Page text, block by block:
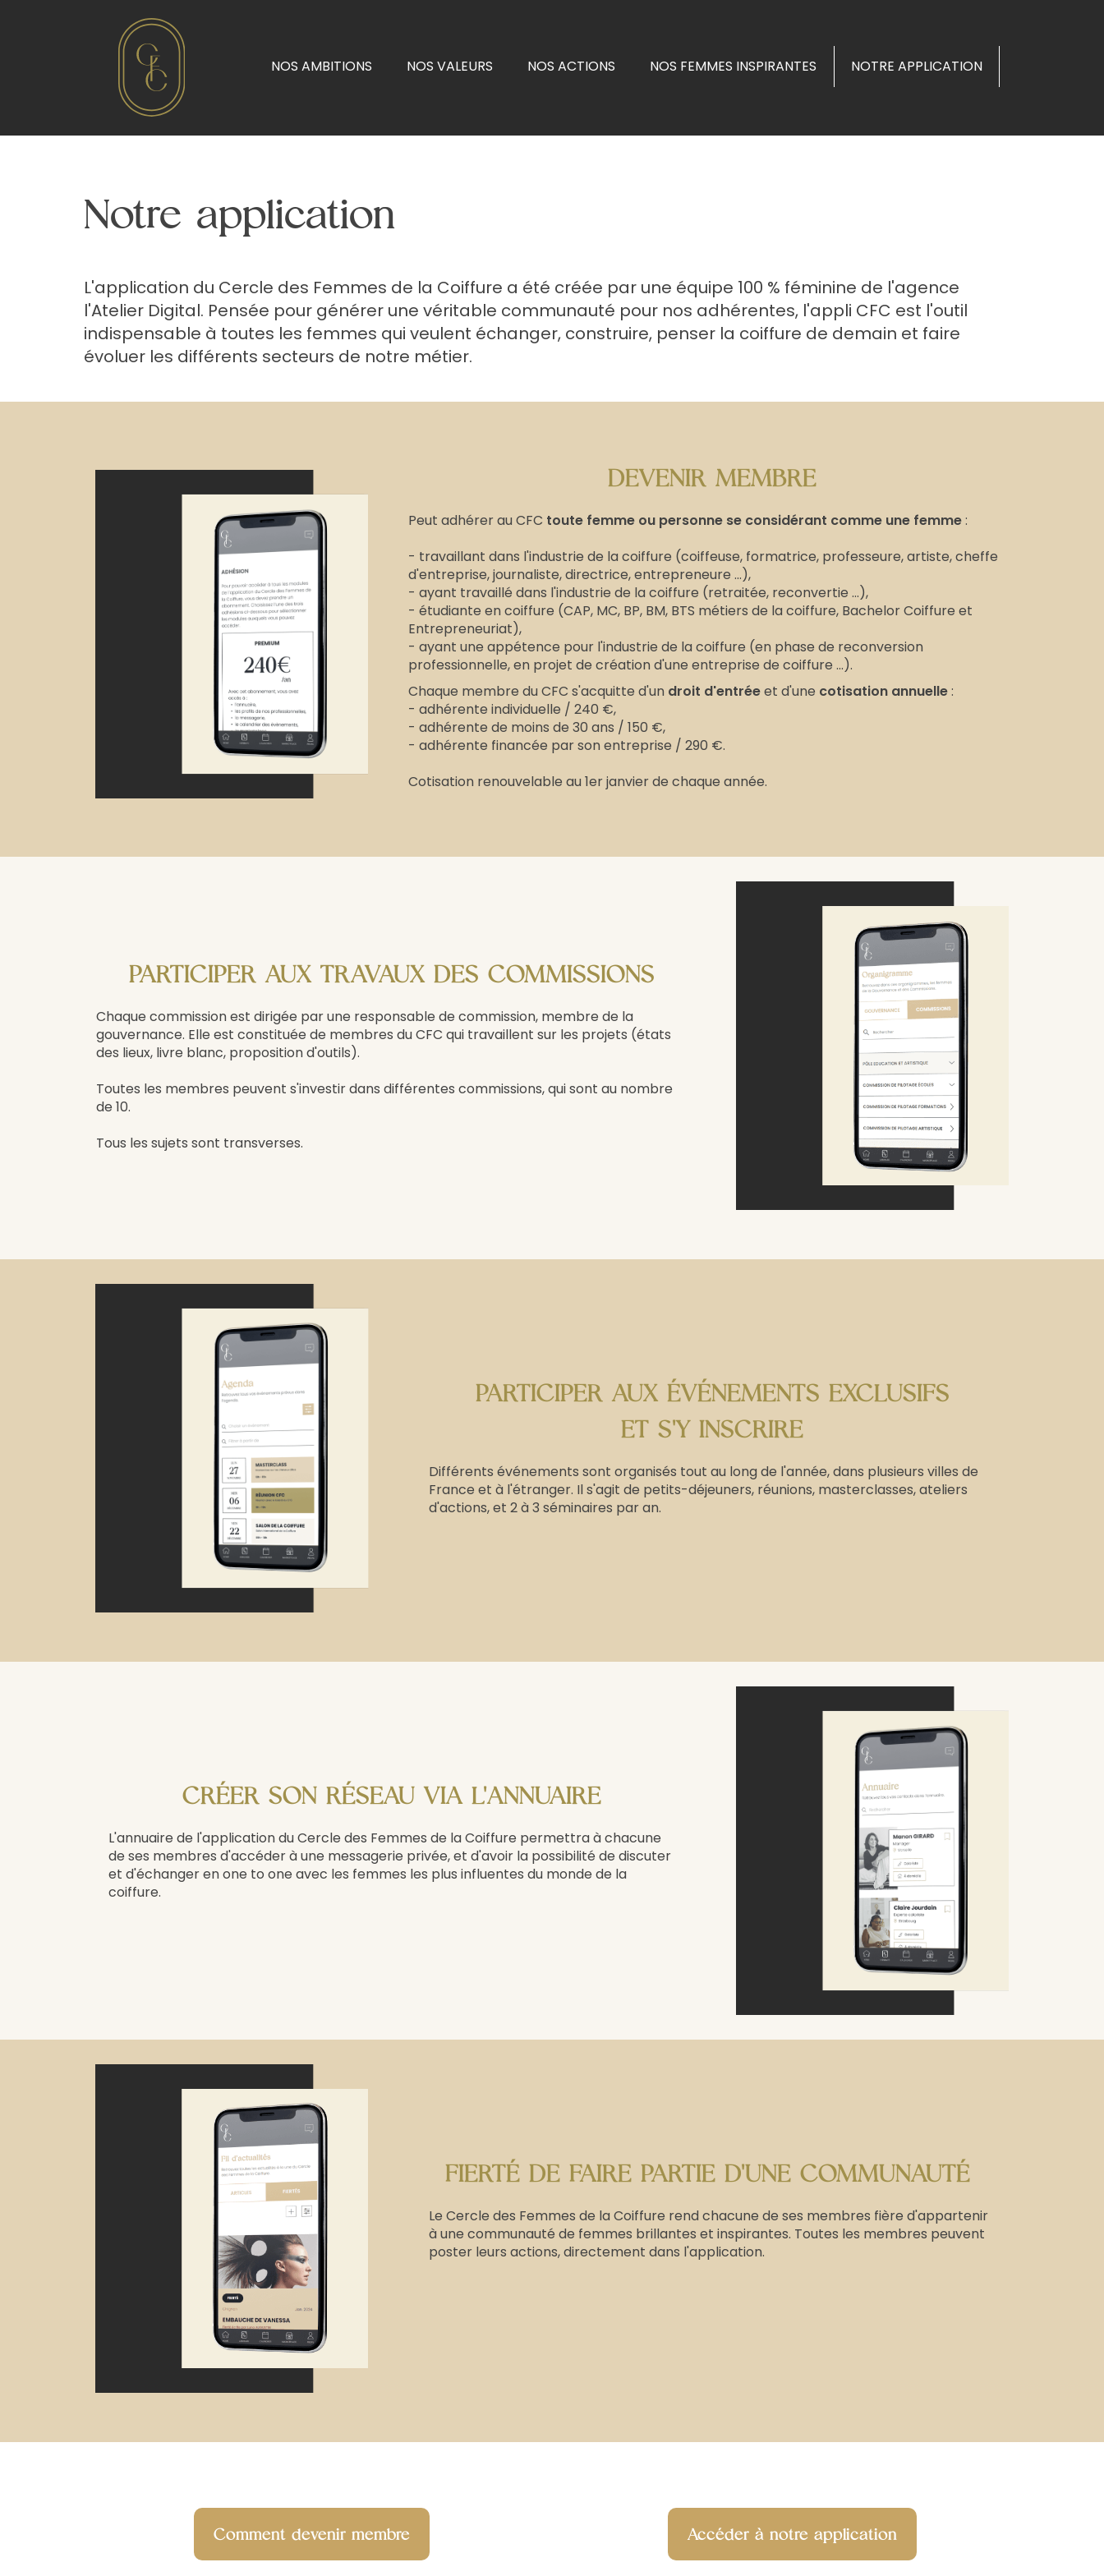
NOS AMBITIONS NOS VALEURS NOS ACTIONS NOS FEMMES INSPIRANTES NOTRE APPLICATION
Notre application
L'application du Cercle des Femmes de la Coiffure a été créée par une équipe 100 % féminine de l'agence
l'Atelier Digital. Pensée pour générer une véritable communauté pour nos adhérentes, l'appli CFC est l'outil
indispensable à toutes les femmes qui veulent échanger, construire, penser la coiffure de demain et faire
évoluer les différents secteurs de notre métier.
DEVENIR MEMBRE
Peut adhérer au CFC toute femme ou personne se considérant comme une femme:
- travaillant dans l'industrie de la coiffure (coiffeuse, formatrice, professeure, artiste, cheffe
d'entreprise, journaliste, directrice, entrepreneure ...),
- ayant travaillé dans l'industrie de la coiffure (retraitée, reconvertie ...),
- étudiante en coiffure (CAP, MC, BP, BM, BTS métiers de la coiffure, Bachelor Coiffure et
Entrepreneuriat),
- ayant une appétence pour l'industrie de la coiffure (en phase de reconversion
professionnelle, en projet de création d'une entreprise de coiffure ...).
Chaque membre du CFC s'acquitte d'un droit d'entréeet d'une cotisation annuelle:
- adhérente individuelle / 240 €,
- adhérente de moins de 30 ans / 150 €,
- adhérente financée par son entreprise / 290 €.
Cotisation renouvelable au 1er janvier de chaque année.
PARTICIPER AUX TRAVAUX DES COMMISSIONS
Chaque commission est dirigée par une responsable de commission, membre de la
gouvernance. Elle est constituée de membres du CFC qui travaillent sur les projets (états
des lieux, livre blanc, proposition d'outils).
Toutes les membres peuvent s'investir dans différentes commissions, qui sont au nombre
de 10.
Tous les sujets sont transverses.
PARTICIPER AUX ÉVÉNEMENTS EXCLUSIFS
ET S'Y INSCRIRE
Différents événements sont organisés tout au long de l'année, dans plusieurs villes de
France et à l'étranger. Il s'agit de petits-déjeuners, réunions, masterclasses, ateliers
d'actions, et 2 à 3 séminaires par an.
CRÉER SON RÉSEAU VIA L'ANNUAIRE
L'annuaire de l'application du Cercle des Femmes de la Coiffure permettra à chacune
de ses membres d'accéder à une messagerie privée, et d'avoir la possibilité de discuter
et d'échanger en one to one avec les femmes les plus influentes du monde de la
coiffure.
FIERTÉ DE FAIRE PARTIE D'UNE COMMUNAUTÉ
Le Cercle des Femmes de la Coiffure rend chacune de ses membres fière d'appartenir
à une communauté de femmes brillantes et inspirantes. Toutes les membres peuvent
poster leurs actions, directement dans l'application.
Comment devenir membre Accéder à notre application